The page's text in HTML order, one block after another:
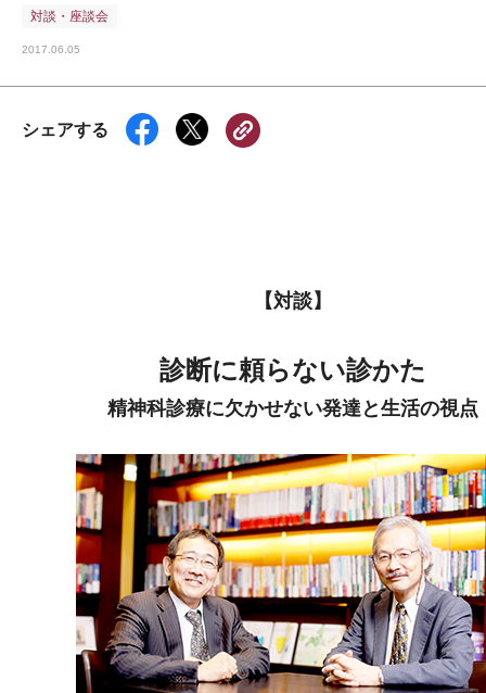
対談・座談会
2017.06.05
シェアする
【対談】
診断に頼らない診かた
精神科診療に欠かせない発達と生活の視点